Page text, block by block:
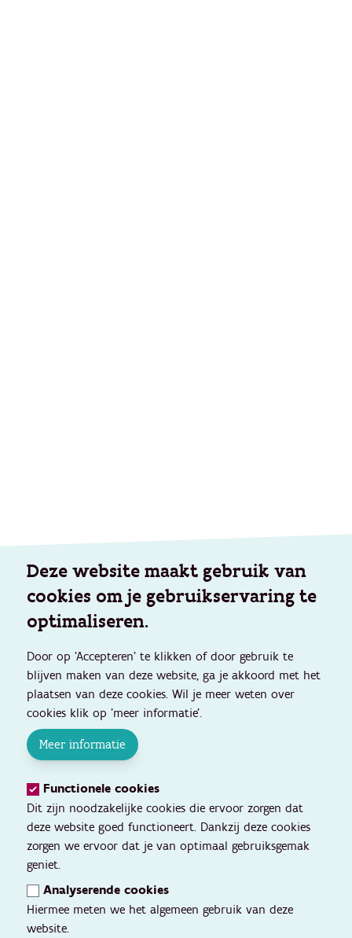
Deze website maakt gebruik van
cookies om je gebruikservaring te
optimaliseren.
Door op 'Accepteren' te klikken of door gebruik te
blijven maken van deze website, ga je akkoord met het
plaatsen van deze cookies. Wil je meer weten over
cookies klik op 'meer informatie'.
Meer informatie
Functionele cookies
Dit zijn noodzakelijke cookies die ervoor zorgen dat
deze website goed functioneert. Dankzij deze cookies
zorgen we ervoor dat je van optimaal gebruiksgemak
geniet.
Analyserende cookies
Hiermee meten we het algemeen gebruik van deze
website.